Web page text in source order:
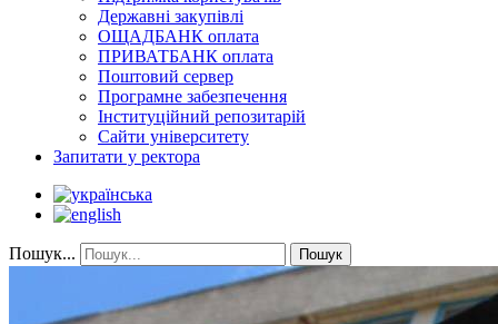
Державні закупівлі
ОЩАДБАНК оплата
ПРИВАТБАНК оплата
Поштовий сервер
Програмне забезпечення
Інституційний репозитарій
Сайти університету
Запитати у ректора
Пошук... Пошук